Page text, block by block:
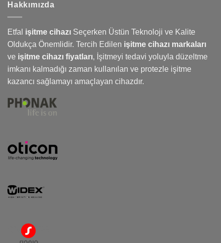
Hakkımızda
Etfal işitme cihazı Seçerken Üstün Teknoloji ve Kalite
Oldukça Önemlidir. Tercih Edilen işitme cihazı markaları
ve işitme cihazı fiyatları, İşitmeyi tedavi yoluyla düzeltme
imkanı kalmadığı zaman kullanılan ve protezle işitme
kazancı sağlamayı amaçlayan cihazdır.